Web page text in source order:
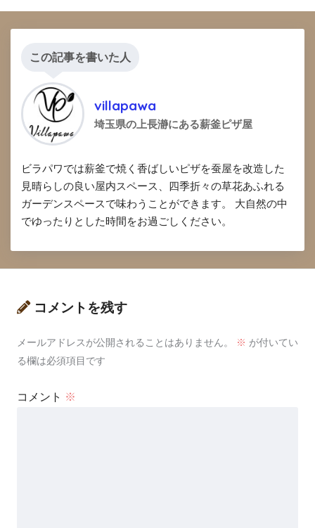
この記事を書いた人
villapawa
埼玉県の上長瀞にある薪釜ピザ屋
ビラパワでは薪釜で焼く香ばしいピザを蚕屋を改造した
見晴らしの良い屋内スペース、四季折々の草花あふれる
ガーデンスペースで味わうことができます。 大自然の中
でゆったりとした時間をお過ごしください。
コメントを残す
メールアドレスが公開されることはありません。 ※ が付いてい
る欄は必須項目です
コメント ※